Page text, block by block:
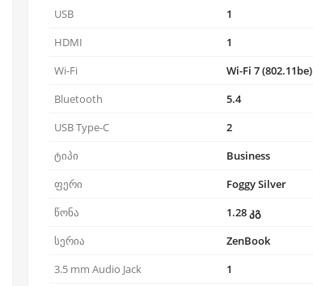
USB
1
HDMI
1
Wi-Fi
Wi-Fi 7 (802.11be)
Bluetooth
5.4
USB Type-C
2
ტიპი
Business
ფერი
Foggy Silver
წონა
1.28 კგ
სერია
ZenBook
3.5 mm Audio Jack
1